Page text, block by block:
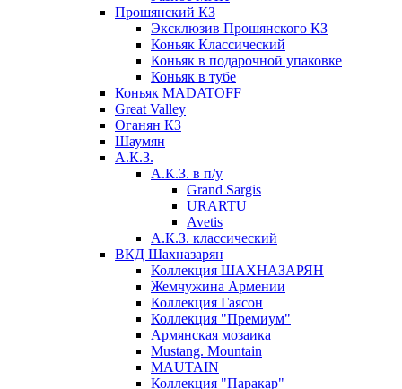
Прошянский КЗ
Эксклюзив Прошянского КЗ
Коньяк Классический
Коньяк в подарочной упаковке
Коньяк в тубе
Коньяк MADATOFF
Great Valley
Оганян КЗ
Шаумян
А.К.З.
А.К.З. в п/у
Grand Sargis
URARTU
Avetis
А.К.З. классический
ВКД Шахназарян
Коллекция ШАХНАЗАРЯН
Жемчужина Армении
Коллекция Гаясон
Коллекция "Премиум"
Армянская мозаика
Mustang. Mountain
MAUTAIN
Коллекция "Паракар"